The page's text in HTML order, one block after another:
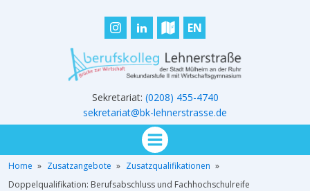
EN
Sekretariat: (0208) 455-4740
sekretariat@bk-lehnerstrasse.de
Home » Zusatzangebote » Zusatzqualifikationen »
Doppelqualifikation: Berufsabschluss und Fachhochschulreife